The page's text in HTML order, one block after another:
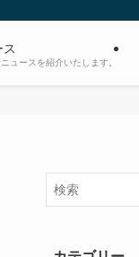
ュースを紹介いたします。